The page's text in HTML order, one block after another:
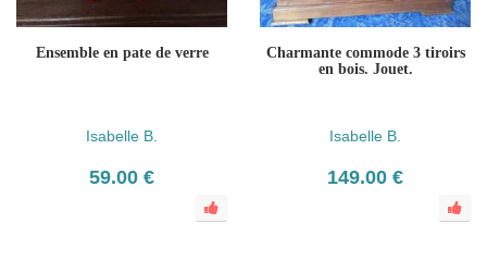
Ensemble en pate de verre
Isabelle B.
59.00 €
Charmante commode 3 tiroirs
en bois. Jouet.
Isabelle B.
149.00 €